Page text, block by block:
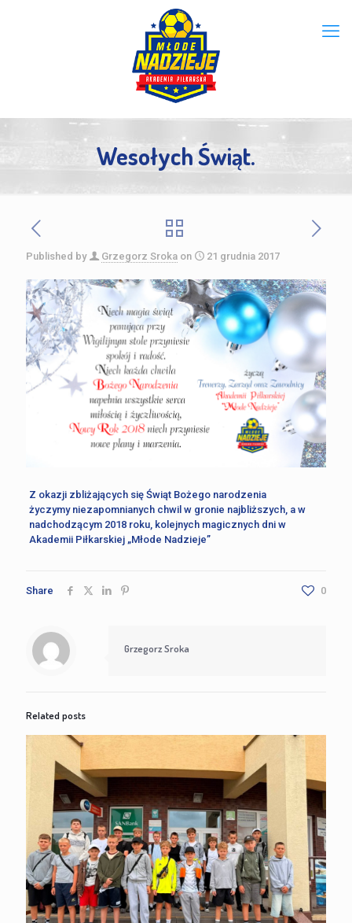
Wesołych Świąt.
Published by Grzegorz Sroka on 21 grudnia 2017
Z okazji zbliżających się Świąt Bożego narodzenia
życzymy niezapomnianych chwil w gronie najbliższych, a w
nadchodzącym 2018 roku, kolejnych magicznych dni w
Akademii Piłkarskiej „Młode Nadzieje”
Share 0
Grzegorz Sroka
Related posts